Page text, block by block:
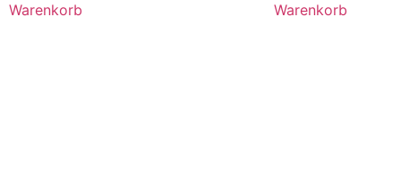
Warenkorb
Warenkorb